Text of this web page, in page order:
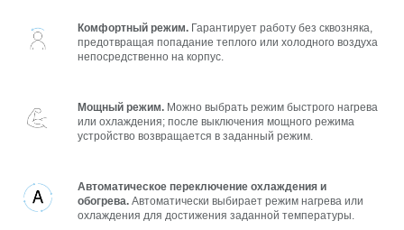
Комфортный режим. Гарантирует работу без сквозняка,
предотвращая попадание теплого или холодного воздуха
непосредственно на корпус.
Мощный режим. Можно выбрать режим быстрого нагрева
или охлаждения; после выключения мощного режима
устройство возвращается в заданный режим.
Автоматическое переключение охлаждения и
обогрева.Автоматически выбирает режим нагрева или
охлаждения для достижения заданной температуры.